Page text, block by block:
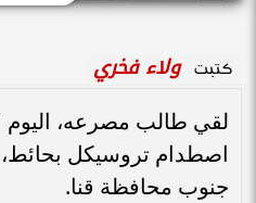
كتبت ولاء فخري
لقي طالب مصرعه، اليوم
اصطدام تروسيكل
جنوب محافظة قنا.